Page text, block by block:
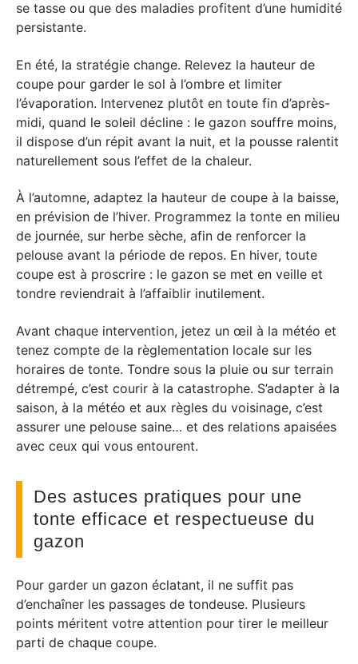
se tasse ou que des maladies profitent d’une humidité
persistante.
En été, la stratégie change. Relevez la hauteur de
coupe pour garder le sol à l’ombre et limiter
l’évaporation. Intervenez plutôt en toute fin d’après-
midi, quand le soleil décline : le gazon souffre moins,
il dispose d’un répit avant la nuit, et la pousse ralentit
naturellement sous l’effet de la chaleur.
À l’automne, adaptez la hauteur de coupe à la baisse,
en prévision de l’hiver. Programmez la tonte en milieu
de journée, sur herbe sèche, afin de renforcer la
pelouse avant la période de repos. En hiver, toute
coupe est à proscrire : le gazon se met en veille et
tondre reviendrait à l’affaiblir inutilement.
Avant chaque intervention, jetez un œil à la météo et
tenez compte de la règlementation locale sur les
horaires de tonte. Tondre sous la pluie ou sur terrain
détrempé, c’est courir à la catastrophe. S’adapter à la
saison, à la météo et aux règles du voisinage, c’est
assurer une pelouse saine… et des relations apaisées
avec ceux qui vous entourent.
Des astuces pratiques pour une
tonte efficace et respectueuse du
gazon
Pour garder un gazon éclatant, il ne suffit pas
d’enchaîner les passages de tondeuse. Plusieurs
points méritent votre attention pour tirer le meilleur
parti de chaque coupe.